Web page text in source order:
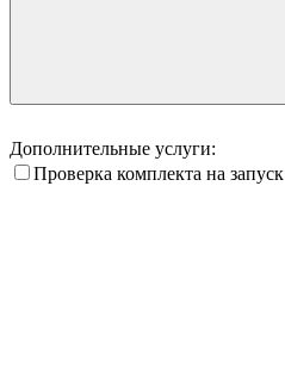
Дополнительные услуги:
Проверка комплекта на запуск